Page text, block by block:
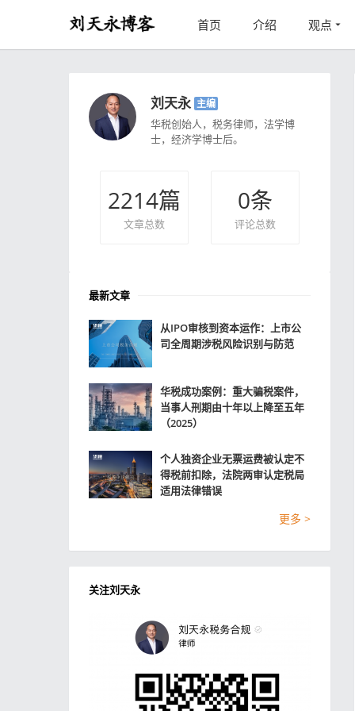
首页 介绍 观点
刘天永 主编
华税创始人，税务律师，法学博
士，经济学博士后。
2214篇
文章总数
0条
评论总数
最新文章
从IPO审核到资本运作：上市公
司全周期涉税风险识别与防范
华税成功案例：重大骗税案件，
当事人刑期由十年以上降至五年
（2025）
个人独资企业无票运费被认定不
得税前扣除，法院两审认定税局
适用法律错误
更多 >
关注刘天永